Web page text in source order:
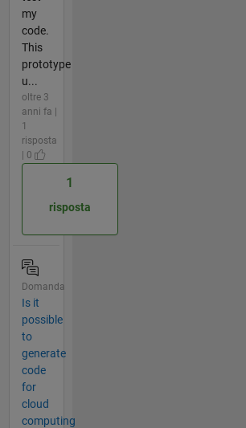
my
code.
This
prototype
u...
oltre 3
anni fa |
1
risposta
| 0
1
risposta
Domanda
Is it
possible
to
generate
code
for
cloud
computing